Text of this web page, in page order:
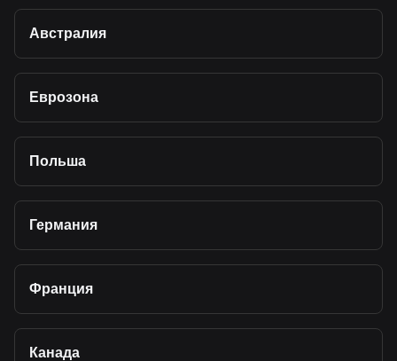
Австралия
Еврозона
Польша
Германия
Франция
Канада